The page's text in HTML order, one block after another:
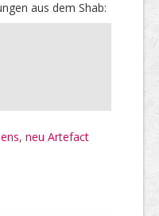
aus dem Shab:
neu Artefact